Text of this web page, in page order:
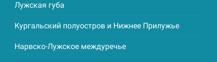
Лужская губа
Кургальский полуостров и Нижнее Прилужье
Нарвско-Лужское междуречье